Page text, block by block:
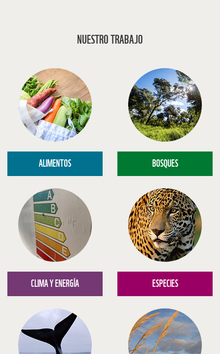
NUESTRO TRABAJO
ALIMENTOS BOSQUES
CLIMA Y ENERGÍA ESPECIES